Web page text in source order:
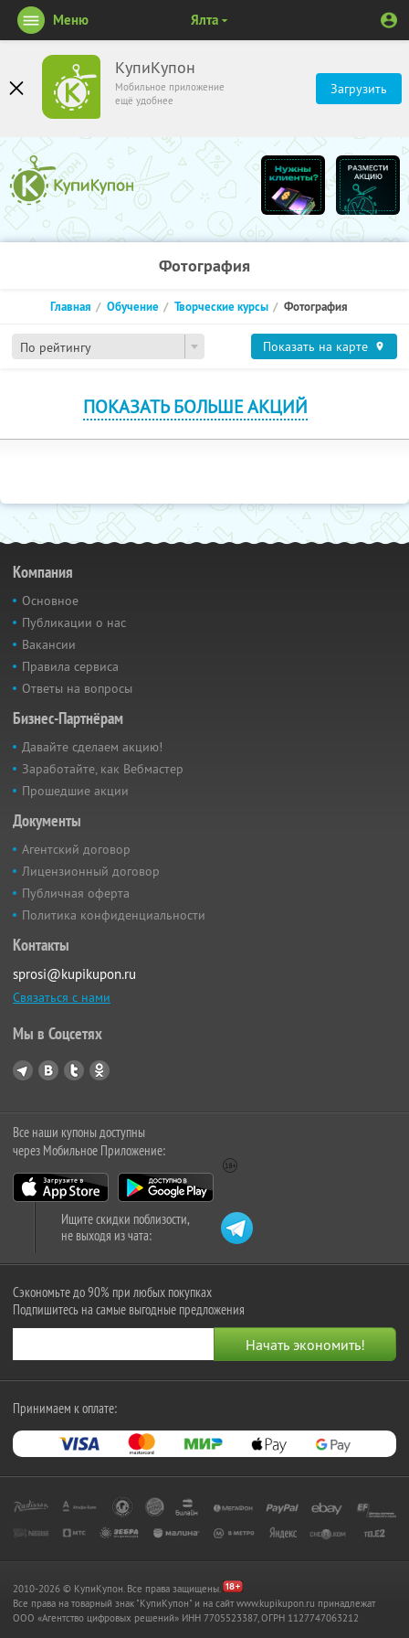
КупиКупон
Мобильное приложение
ещё удобнее
Загрузить
Меню Ялта
Фотография
По рейтингу
Главная Обучение Творческие курсы Фотография
Показать на карте
ПОКАЗАТЬ БОЛЬШЕ АКЦИЙ
Компания
Основное
Публикации о нас
Вакансии
Правила сервиса
Ответы на вопросы
Бизнес-Партнёрам
Давайте сделаем акцию!
Заработайте, как Вебмастер
Прошедшие акции
Документы
Агентский договор
Лицензионный договор
Публичная оферта
Политика конфиденциальности
Контакты
sprosi@kupikupon.ru
Связаться с нами
Мы в Соцсетях
Все наши купоны доступны
через Мобильное Приложение:
Ищите скидки поблизости,
не выходя из чата:
Сэкономьте до 90% при любых покупках
Подпишитесь на самые выгодные предложения
Принимаем к оплате:
2010-2026 © КупиКупон. Все права защищены.
Все права на товарный знак "КупиКупон" и на сайт www.kupikupon.ru принадлежат
OOO «Агентство цифровых решений» ИНН 7705523387, ОГРН 1127747063212